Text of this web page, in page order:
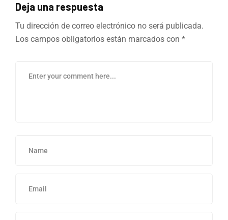
Deja una respuesta
Tu dirección de correo electrónico no será publicada.
Los campos obligatorios están marcados con *